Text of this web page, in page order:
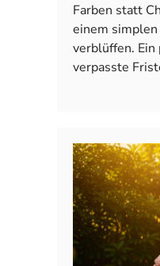
Farben statt
einem
verblüffen. Ein
verpasste